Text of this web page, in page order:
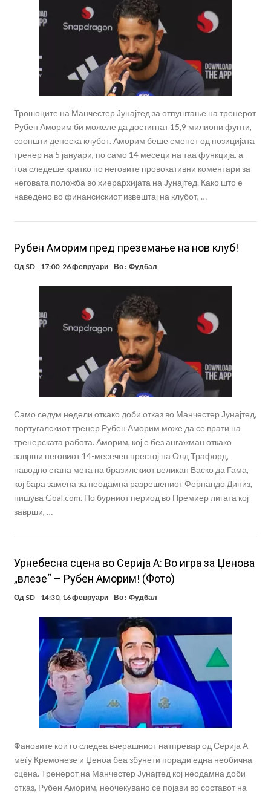
Трошоците на Манчестер Јунајтед за отпуштање на тренерот
Рубен Аморим би можеле да достигнат 15,9 милиони фунти,
соопшти денеска клубот. Аморим беше сменет од позицијата
тренер на 5 јануари, по само 14 месеци на таа функција, а
тоа следеше кратко по неговите провокативни коментари за
неговата положба во хиерархијата на Јунајтед. Како што е
наведено во финансискиот извештај на клубот, …
Рубен Аморим пред преземање на нов клуб!
Од SD 17:00, 26 февруари Во : Фудбал
Само седум недели откако доби отказ во Манчестер Јунајтед,
португалскиот тренер Рубен Аморим може да се врати на
тренерската работа. Аморим, кој е без ангажман откако
заврши неговиот 14-месечен престој на Олд Трафорд,
наводно стана мета на бразилскиот великан Васко да Гама,
кој бара замена за неодамна разрешениот Фернандо Диниз,
пишува Goal.com. По бурниот период во Премиер лигата кој
заврши, …
Урнебесна сцена во Серија А: Во игра за Џенова
„влезе“ – Рубен Аморим! (Фото)
Од SD 14:30, 16 февруари Во : Фудбал
Фановите кои го следеа вчерашниот натпревар од Серија А
меѓу Кремонезе и Џеноа беа збунети поради една необична
сцена. Тренерот на Манчестер Јунајтед кој неодамна доби
отказ, Рубен Аморим, неочекувано се појави во составот на